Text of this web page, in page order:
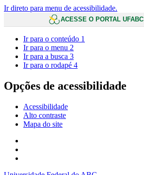
Ir direto para menu de acessibilidade.
ACESSE O PORTAL UFABC
Ir para o conteúdo 1
Ir para o menu 2
Ir para a busca 3
Ir para o rodapé 4
Opções de acessibilidade
Acessibilidade
Alto contraste
Mapa do site